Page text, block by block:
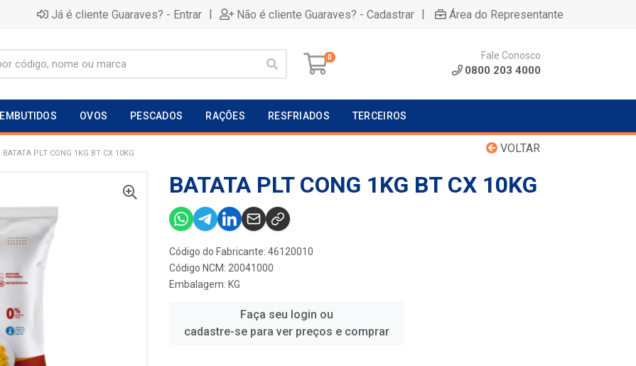
Já é cliente Guaraves? - Entrar | Não é cliente Guaraves? - Cadastrar | Área do Representante
0 Fale Conosco
0800 203 4000
EMBUTIDOS OVOS PESCADOS RAÇÕES RESFRIADOS TERCEIROS
VOLTAR
BATATA PLT CONG 1KG BT CX 10KG
BATATA PLT CONG 1KG BT CX 10KG
Código do Fabricante: 46120010
Código NCM: 20041000
Embalagem: KG
Faça seu login ou
cadastre-se para ver preços e comprar